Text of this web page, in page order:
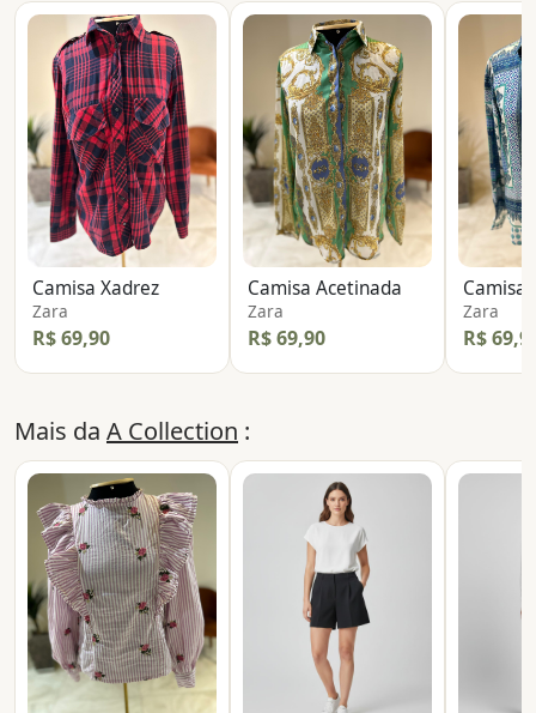
Camisa Xadrez
Zara
R$ 69,90
Camisa Acetinada
Zara
R$ 69,90
Camisa
Zara
R$
Mais da A Collection :